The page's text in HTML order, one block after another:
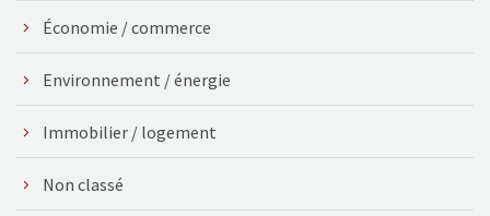
Économie / commerce
Environnement / énergie
Immobilier / logement
Non classé